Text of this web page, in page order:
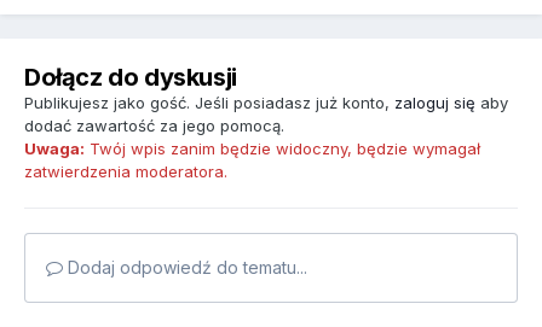
Dołącz do dyskusji
Publikujesz jako gość. Jeśli posiadasz już konto, zaloguj się aby
dodać zawartość za jego pomocą.
Uwaga: Twój wpis zanim będzie widoczny, będzie wymagał
zatwierdzenia moderatora.
Dodaj odpowiedź do tematu...